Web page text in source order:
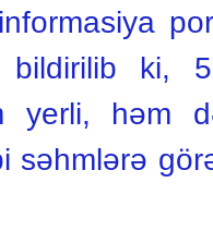
bildirilib ki,
yerli, həm
səhmlərə